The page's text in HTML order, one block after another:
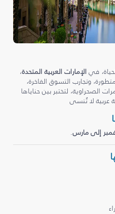
في الإمارات العربية المتحدة،
وتجارب التسوق الفاخرة،
الصحراوية، لتختبر بين حناياها
عربية لا تُنسى
إلى مارس.